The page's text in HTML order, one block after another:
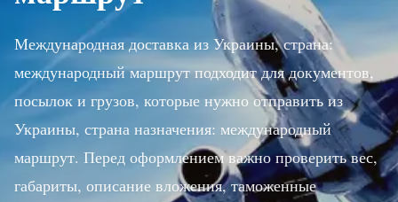
Международная доставка из Украины, страна:
международный маршрут подходит для документов,
посылок и грузов, которые нужно отправить из
Украины, страна назначения: международный
маршрут. Перед оформлением важно проверить вес,
габариты, описание вложения, таможенные